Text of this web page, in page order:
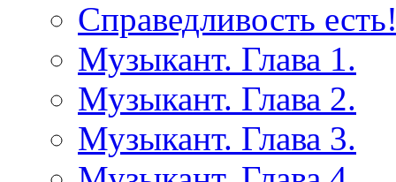
Справедливость
Музыкант. Глава 1.
Музыкант. Глава 2.
Музыкант. Глава 3.